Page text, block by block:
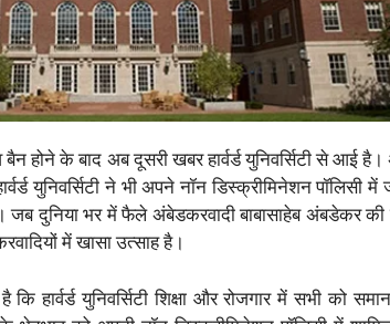
होने के बाद अब दूसरी खबर हार्वर्ड युनिवर्सिटी से आई
युनिवर्सिटी ने भी अपने नॉन डिस्क्रीमिनेशन पॉलिसी में
दुनिया भर में फैले अंबेडकरवादी बाबासाहेब अंबडेकर की
में खासा उत्साह है।
कि हार्वर्ड युनिवर्सिटी शिक्षा और रोजगार में सभी को